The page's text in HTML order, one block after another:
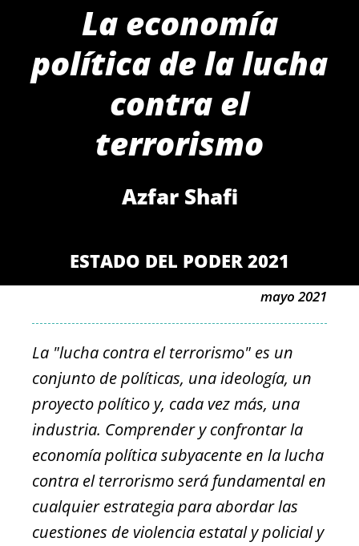
La economía
política de la lucha
contra el
terrorismo
Azfar Shafi
ESTADO DEL PODER 2021
mayo 2021
La "lucha contra el terrorismo" es un
conjunto de políticas, una ideología, un
proyecto político y, cada vez más, una
industria. Comprender y confrontar la
economía política subyacente en la lucha
contra el terrorismo será fundamental en
cualquier estrategia para abordar las
cuestiones de violencia estatal y policial y